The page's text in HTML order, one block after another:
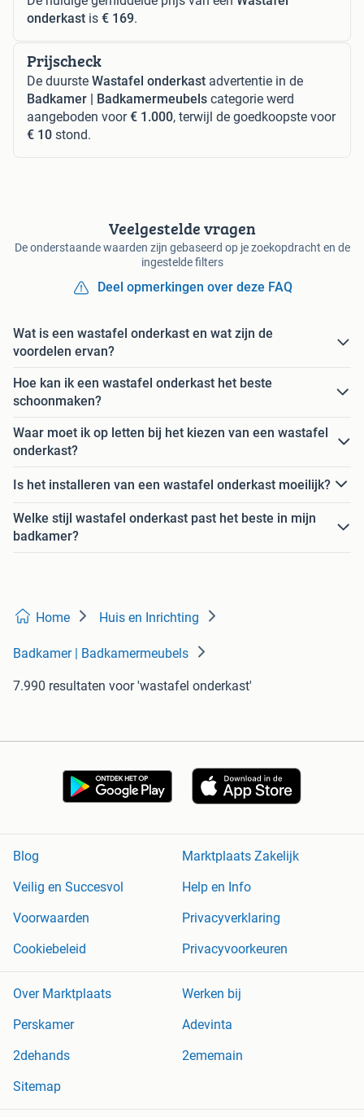
onderkast is € 169.
Prijscheck
De duurste Wastafel onderkast advertentie in de
Badkamer | Badkamermeubels categorie werd
aangeboden voor€ 1.000, terwijl de goedkoopste voor
€ 10 stond.
Veelgestelde vragen
De onderstaande waarden zijn gebaseerd op je zoekopdracht en de
ingestelde filters
Deel opmerkingen over deze FAQ
Wat is een wastafel onderkast en wat zijn de
voordelen ervan?
Hoe kan ik een wastafel onderkast het beste
schoonmaken?
Waar moet ik op letten bij het kiezen van een wastafel
onderkast?
Is het installeren van een wastafel onderkast moeilijk?
Welke stijl wastafel onderkast past het beste in mijn
badkamer?
Home Huis en Inrichting
Badkamer | Badkamermeubels
7.990 resultaten voor 'wastafel onderkast'
Blog
Marktplaats Zakelijk
Veilig en Succesvol
Help en Info
Voorwaarden
Privacyverklaring
Cookiebeleid
Privacyvoorkeuren
Over Marktplaats
Werken bij
Perskamer
Adevinta
2dehands
2ememain
Sitemap